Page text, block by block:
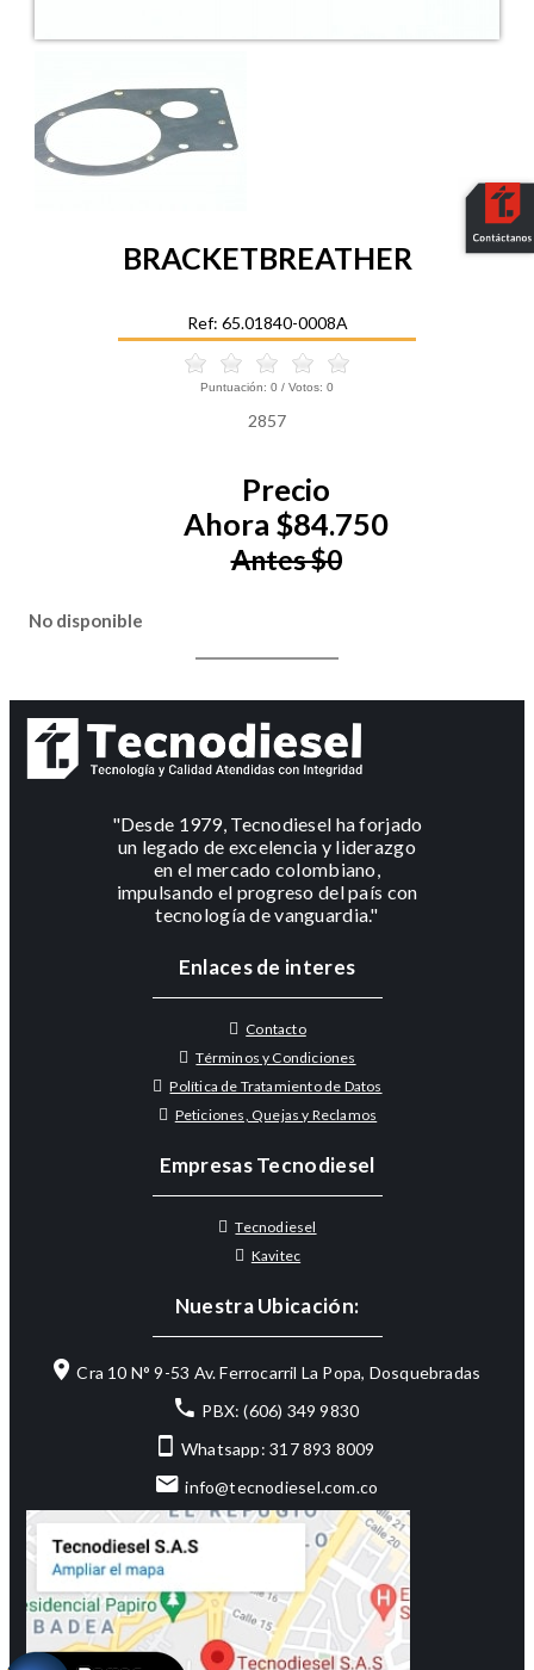
BRACKETBREATHER
Ref: 65.01840-0008A
Puntuación: 0 / Votos: 0
2857
Precio
Ahora $84.750
Antes $0
No disponible
"Desde 1979, Tecnodiesel ha forjado
un legado de excelencia y liderazgo
en el mercado colombiano,
impulsando el progreso del país con
tecnología de vanguardia."
Enlaces de interes
Contacto
Términos y Condiciones
Política de Tratamiento de Datos
Peticiones, Quejas y Reclamos
Empresas Tecnodiesel
Tecnodiesel
Kavitec
Nuestra Ubicación:
Cra 10 N° 9-53 Av. Ferrocarril La Popa, Dosquebradas
PBX: (606) 349 9830
Whatsapp: 317 893 8009
info@tecnodiesel.com.co